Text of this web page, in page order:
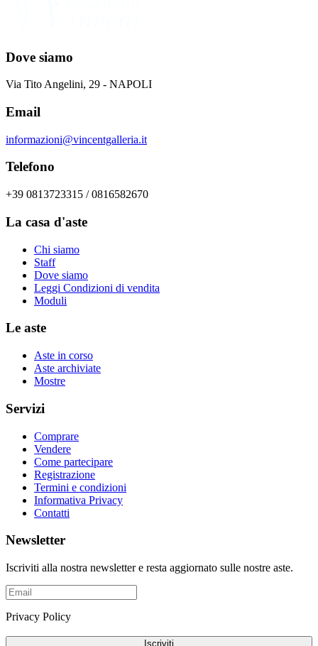
Dove siamo
Via Tito Angelini, 29 - NAPOLI
Email
informazioni@vincentgalleria.it
Telefono
+39 0813723315 / 0816582670
La casa d'aste
Chi siamo
Staff
Dove siamo
Leggi Condizioni di vendita
Moduli
Le aste
Aste in corso
Aste archiviate
Mostre
Servizi
Comprare
Vendere
Come partecipare
Registrazione
Termini e condizioni
Informativa Privacy
Contatti
Newsletter
Iscriviti alla nostra newsletter e resta aggiornato sulle nostre aste.
Privacy Policy
Iscriviti